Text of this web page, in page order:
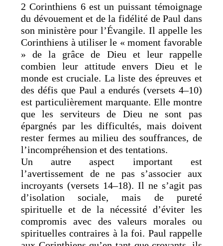
2 Corinthiens 6 est un puissant témoignage
du dévouement et de la fidélité de Paul dans
son ministère pour l’Évangile. Il appelle les
Corinthiens à utiliser le « moment favorable
» de la grâce de Dieu et leur rappelle
combien leur attitude envers Dieu et le
monde est cruciale. La liste des épreuves et
des défis que Paul a endurés (versets 4–10)
est particulièrement marquante. Elle montre
que les serviteurs de Dieu ne sont pas
épargnés par les difficultés, mais doivent
rester fermes au milieu des souffrances, de
l’incompréhension et des tentations.
Un autre aspect important est
l’avertissement de ne pas s’associer aux
incroyants (versets 14–18). Il ne s’agit pas
d’isolation sociale, mais de pureté
spirituelle et de la nécessité d’éviter les
compromis avec des valeurs morales ou
spirituelles contraires à la foi. Paul rappelle